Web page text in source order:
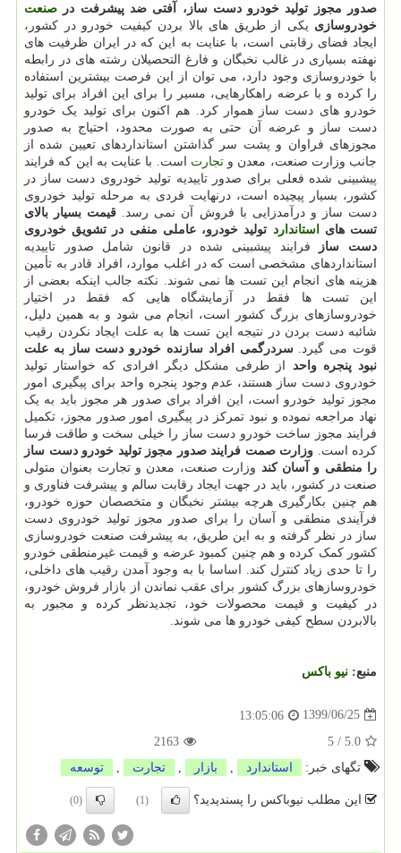
صدور مجوز تولید خودرو دست ساز، آفتی ضد پیشرفت در صنعت
خودروسازی یکی از طریق های بالا بردن کیفیت خودرو در کشور،
ایجاد فضای رقابتی است، با عنایت به این که در ایران ظرفیت های
نهفته بسیاری در غالب نخبگان و فارغ التحصیلان رشته های در رابطه
با خودروسازی وجود دارد، می توان از این فرصت بیشترین استفاده
را کرده و با عرضه راهکارهایی، مسیر را برای این افراد برای تولید
خودرو های دست ساز هموار کرد. هم اکنون برای تولید یک خودرو
دست ساز و عرضه آن حتی به صورت محدود، احتیاج به صدور
مجوزهای فراوان و پشت سر گذاشتن استانداردهای تعیین شده از
جانب وزارت صنعت، معدن وتجارت است. با عنایت به این که فرایند
پیشبینی شده فعلی برای صدور تاییدیه تولید خودروی دست ساز در
کشور، بسیار پیچیده است، درنهایت فردی به مرحله تولید خودروی
دست ساز و درآمدزایی با فروش آن نمی رسد. قیمت بسیار بالای
تست های
استاندارد تولید خودرو، عاملی منفی در تشویق خودروی
دست ساز
فرایند پیشبینی شده در قانون شامل صدور تاییدیه
استانداردهای مشخصی است که در اغلب موارد، افراد قادر به تأمین
هزینه های انجام این تست ها نمی شوند. نکته جالب اینکه بعضی از
این تست ها فقط در آزمایشگاه هایی که فقط در اختیار
خودروسازهای بزرگ کشور است، انجام می شود و به همین دلیل،
شائبه دست بردن در نتیجه این تست ها به علت ایجاد نکردن رقیب
قوت می گیرد.سردرگمی افراد سازنده خودرو دست ساز به علت
نبود پنجره واحد از طرفی مشکل دیگر افرادی که خواستار تولید
خودروی دست ساز هستند، عدم وجود پنجره واحد برای پیگیری امور
مجوز تولید خودرو است، این افراد برای صدور هر مجوز باید به یک
نهاد مراجعه نموده و نبود تمرکز در پیگیری امور صدور مجوز، تکمیل
فرایند مجوز ساخت خودرو دست ساز را خیلی سخت و طاقت فرسا
کرده است. وزارت صمت فرایند صدور مجوز تولید خودرو دست ساز
را منطقی و آسان کند وزارت صنعت، معدن و تجارت بعنوان متولی
صنعت در کشور، باید در جهت ایجاد رقابت سالم و پیشرفت فناوری و
هم چنین بکارگیری هرچه بیشتر نخبگان و متخصصان حوزه خودرو،
فرآیندی منطقی و آسان را برای صدور مجوز تولید خودروی دست
ساز در نظر گرفته و به این طریق، به پیشرفت صنعت خودروسازی
کشور کمک کرده و هم چنین کمبود عرضه و قیمت غیرمنطقی خودرو
را تا حدی زیاد کنترل کند. اساسا با به وجود آمدن رقیب های داخلی،
خودروسازهای بزرگ کشور برای عقب نماندن از بازار فروش خودرو،
در کیفیت و قیمت محصولات خود، تجدیدنظر کرده و مجبور به
بالابردن سطح کیفی خودرو ها می شوند.
منبع: نیو باكس
1399/06/25
13:05:06
5.0
/
5
2163
تگهای خبر:
استاندارد بازار تجارت توسعه
این مطلب نیوباکس را پسندیدید؟ (1)
(0)